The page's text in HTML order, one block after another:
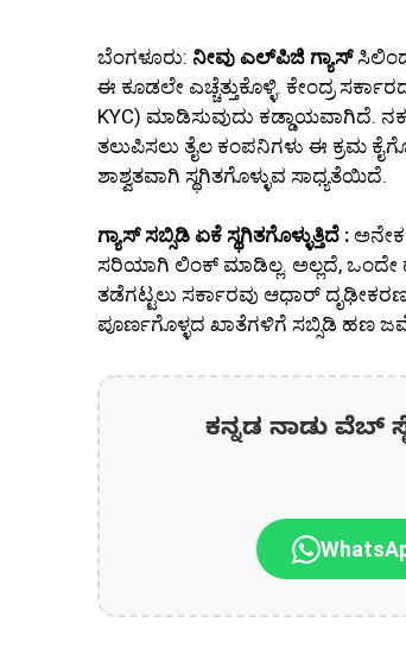
ಬೆಂಗಳೂರು: ನೀವು ಎಲ್‌ಪಿಜಿ ಗ್ಯಾಸ್
ಈ ಕೂಡಲೇ ಎಚ್ಚೆತ್ತುಕೊಳ್ಳಿ. ಕೇಂದ್ರ
KYC) ಮಾಡಿಸುವುದು ಕಡ್ಡಾಯವಾಗಿದೆ.
ತಲುಪಿಸಲು ತೈಲ ಕಂಪನಿಗಳು ಈ ಕ್ರಮ
ಶಾಶ್ವತವಾಗಿ ಸ್ಥಗಿತಗೊಳ್ಳುವ ಸಾಧ್ಯತೆಯಿದೆ.
ಗ್ಯಾಸ್ ಸಬ್ಸಿಡಿ ಏಕೆ ಸ್ಥಗಿತಗೊಳ್ಳುತ್ತಿದೆ : ಅನೇಕ
ಸರಿಯಾಗಿ ಲಿಂಕ್ ಮಾಡಿಲ್ಲ. ಅಲ್ಲದೆ, ಒಂದೇ
ತಡೆಗಟ್ಟಲು ಸರ್ಕಾರವು ಆಧಾರ್
ಪೂರ್ಣಗೊಳ್ಳದ ಖಾತೆಗಳಿಗೆ ಸಬ್ಸಿಡಿ ಹಣ
ಕನ್ನಡ ನಾಡು ವೆಬ್